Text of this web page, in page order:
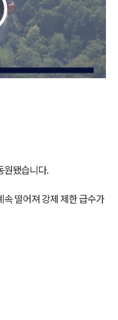
원됐습니다.
떨어져 강제 제한 급수가